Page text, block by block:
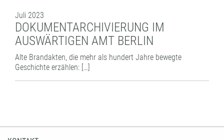
REPARATURBÄNDER
VERARBEITUNGSGERÄTE
ZUBEHÖR
INDUSTRIAL APPLICATIONS
LEISTUNGSSPEKTRUM
LOHNBESCHICHTUNGEN
BASTELN & HOBBY
MISSION
GESCHICHTE
EINKAUF
QUALITÄTSSICHERUNG
ADRESSE
ANFRAGE
ANSPRECHPARTNER
NESCHEN WELTWEIT
Juli 2023
DOKUMENTARCHIVIERUNG IM
AUSWÄRTIGEN AMT BERLIN
Alte Brandakten, die mehr als hundert Jahre bewegte
Geschichte erzählen: […]